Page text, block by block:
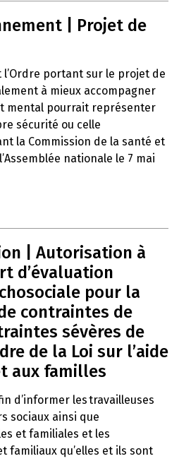
| Projet de
portant sur le projet de
à mieux accompagner
mental pourrait représenter
sécurité ou celle
la Commission de la santé et
nationale le 7 mai
| Autorisation à
d’évaluation
pour la
contraintes de
sévères de
de la Loi sur l’aide
aux familles
d’informer les travailleuses
sociaux ainsi que
et familiales et les
familiaux qu’elles et ils sont